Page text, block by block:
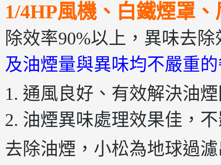
1/4HP風機、白鐵煙罩
除效率90%以上，異味去除
及油煙量與異味均不嚴重
1. 通風良好、有效解決油
2. 油煙異味處理效果佳，
去除油煙，小松為地球過